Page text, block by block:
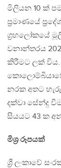
මිලියන 10 ක්
ප්‍රමාණයේ
ග්‍රහලෝකයේ
වනාන්තරය
කිරීමට ලක් විය.
නරක අතට
දක්වා සේන්දු
සියයට 43 ක
මිශ්‍ර රූපයක්
ශ්‍රී ලංකාවේ